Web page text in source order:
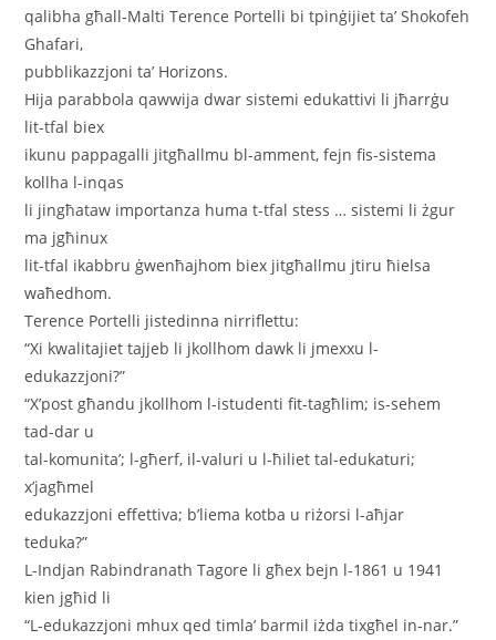
qalibha għall-Malti Terence Portelli bi tpinġijiet ta’ Shokofeh
Ghafari,
pubblikazzjoni ta’ Horizons.
Hija parabbola qawwija dwar sistemi edukattivi li jħarrġu
lit-tfal biex
ikunu pappagalli jitgħallmu bl-amment, fejn fis-sistema
kollha l-inqas
li jingħataw importanza huma t-tfal stess … sistemi li żgur
ma jgħinux
lit-tfal ikabbru ġwenħajhom biex jitgħallmu jtiru ħielsa
waħedhom.
Terence Portelli jistedinna nirriflettu:
“Xi kwalitajiet tajjeb li jkollhom dawk li jmexxu l-
edukazzjoni?”
“X’post għandu jkollhom l-istudenti fit-tagħlim; is-sehem
tad-dar u
tal-komunita’; l-għerf, il-valuri u l-ħiliet tal-edukaturi;
x’jagħmel
edukazzjoni effettiva; b’liema kotba u riżorsi l-aħjar
teduka?”
L-Indjan Rabindranath Tagore li għex bejn l-1861 u 1941
kien jgħid li
“L-edukazzjoni mhux qed timla’ barmil iżda tixgħel in-nar.”